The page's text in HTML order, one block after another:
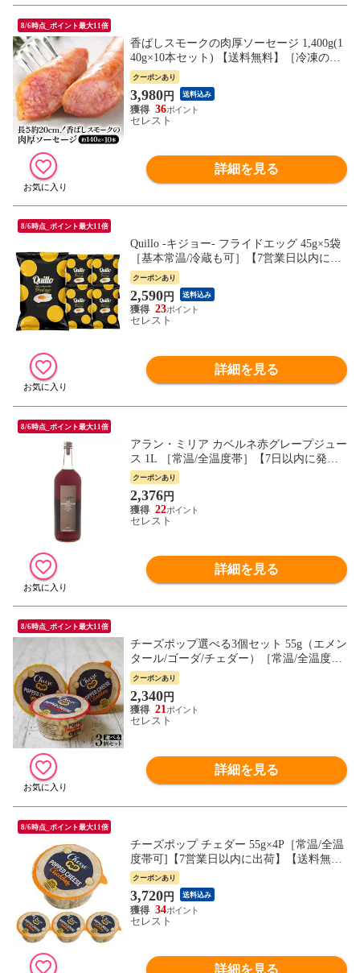
8/6時点_ポイント最大11倍
香ばしスモークの肉厚ソーセージ 1,400g(1
40g×10本セット) 【送料無料】［冷凍の
み］【7営業日以内に出荷】
クーポンあり
3,980円 送料込み
36
セレスト
詳細を見る
8/6時点_ポイント最大11倍
Quillo -キジョー- フライドエッグ 45g×5袋
［基本常温/冷蔵も可］【7営業日以内に出
荷】【送料無料】
クーポンあり
2,590円 送料込み
23
セレスト
詳細を見る
8/6時点_ポイント最大11倍
アラン・ミリア カベルネ赤グレープジュー
ス 1L ［常温/全温度帯］【7日以内に発
送】
クーポンあり
2,376円
22
セレスト
詳細を見る
8/6時点_ポイント最大11倍
チーズポップ選べる3個セット 55g（エメン
タール/ゴーダ/チェダー）［常温/全温度帯
可]【3〜4営業日以内に出荷】
クーポンあり
2,340円
21
セレスト
詳細を見る
8/6時点_ポイント最大11倍
チーズポップ チェダー 55g×4P［常温/全温
度帯可]【7営業日以内に出荷】【送料無
料】
クーポンあり
3,720円 送料込み
34
セレスト
詳細を見る